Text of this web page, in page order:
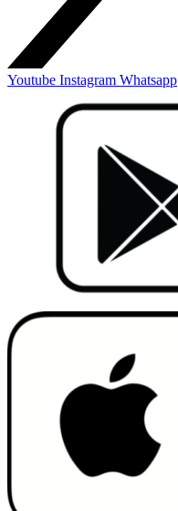
Youtube Instagram Whatsapp